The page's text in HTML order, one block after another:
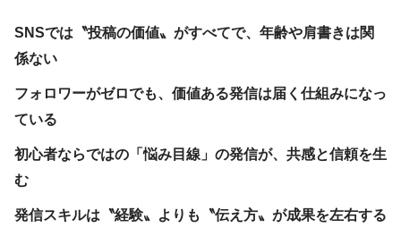
SNSでは〝投稿の価値〟がすべてで、年齢や肩書きは関
係ない
フォロワーがゼロでも、価値ある発信は届く仕組みになっ
ている
初心者ならではの「悩み目線」の発信が、共感と信頼を生
む
発信スキルは〝経験〟よりも〝伝え方〟が成果を左右する